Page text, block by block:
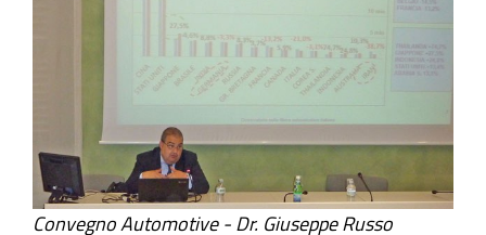
Convegno Automotive - Dr. Giuseppe Russo